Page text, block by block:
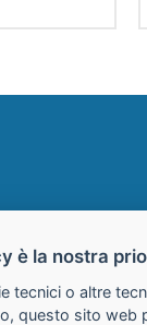
è la nostra
tecnici o altre
questo sito